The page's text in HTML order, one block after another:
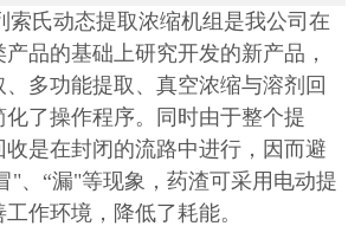
索氏动态提取浓缩机组是我公司在
品的基础上研究开发的新产品，
多功能提取、真空浓缩与溶剂回
化了操作程序。同时由于整个提
收是在封闭的流路中进行，因而避
"、“漏"等现象，药渣可采用电动提
作环境，降低了耗能。